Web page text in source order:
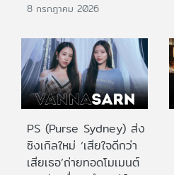
8 กรกฎาคม 2026
PS (Purse Sydney) ส่ง
ซิงเกิลใหม่ ‘เสียใจดีกว่า
เสียเธอ’ถ่ายทอดโมเมนต์